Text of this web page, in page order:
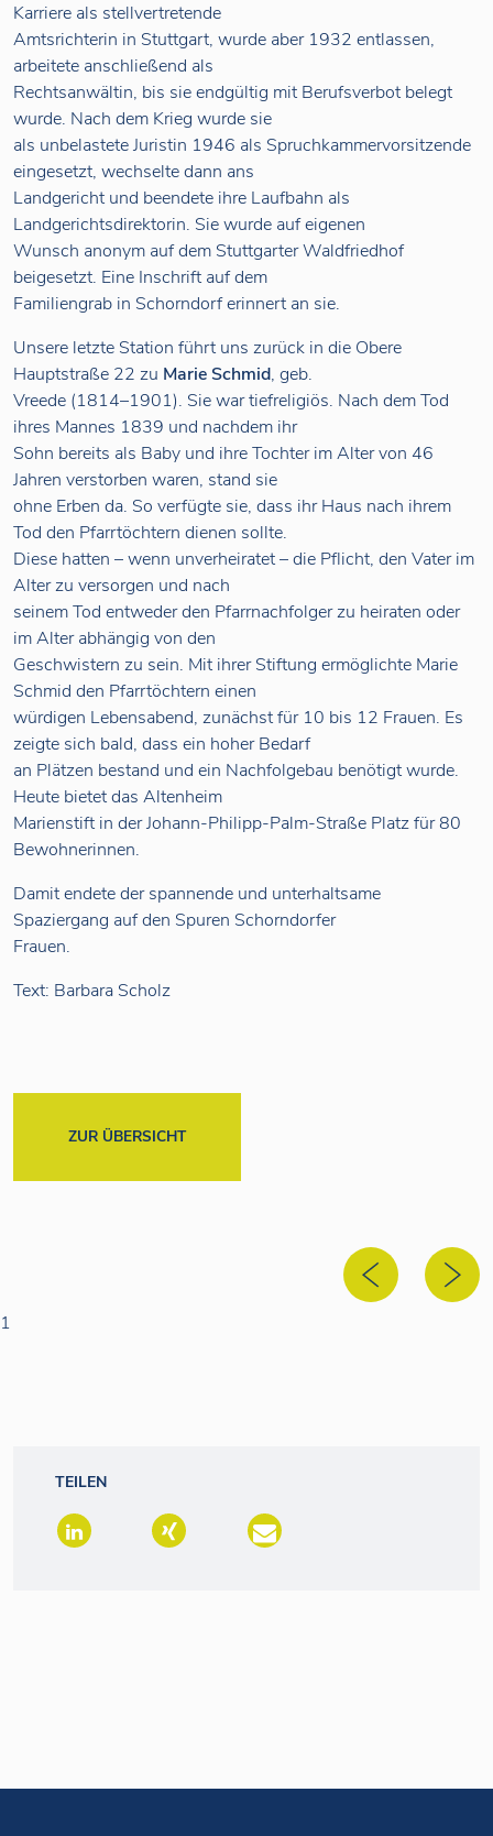
Karriere als stellvertretende
Amtsrichterin in Stuttgart, wurde aber 1932 entlassen,
arbeitete anschließend als
Rechtsanwältin, bis sie endgültig mit Berufsverbot belegt
wurde. Nach dem Krieg wurde sie
als unbelastete Juristin 1946 als Spruchkammervorsitzende
eingesetzt, wechselte dann ans
Landgericht und beendete ihre Laufbahn als
Landgerichtsdirektorin. Sie wurde auf eigenen
Wunsch anonym auf dem Stuttgarter Waldfriedhof
beigesetzt. Eine Inschrift auf dem
Familiengrab in Schorndorf erinnert an sie.
Unsere letzte Station führt uns zurück in die Obere
Hauptstraße 22 zu Marie Schmid, geb.
Vreede (1814–1901). Sie war tiefreligiös. Nach dem Tod
ihres Mannes 1839 und nachdem ihr
Sohn bereits als Baby und ihre Tochter im Alter von 46
Jahren verstorben waren, stand sie
ohne Erben da. So verfügte sie, dass ihr Haus nach ihrem
Tod den Pfarrtöchtern dienen sollte.
Diese hatten – wenn unverheiratet – die Pflicht, den Vater im
Alter zu versorgen und nach
seinem Tod entweder den Pfarrnachfolger zu heiraten oder
im Alter abhängig von den
Geschwistern zu sein. Mit ihrer Stiftung ermöglichte Marie
Schmid den Pfarrtöchtern einen
würdigen Lebensabend, zunächst für 10 bis 12 Frauen. Es
zeigte sich bald, dass ein hoher Bedarf
an Plätzen bestand und ein Nachfolgebau benötigt wurde.
Heute bietet das Altenheim
Marienstift in der Johann-Philipp-Palm-Straße Platz für 80
Bewohnerinnen.
Damit endete der spannende und unterhaltsame
Spaziergang auf den Spuren Schorndorfer
Frauen.
Text: Barbara Scholz
ZUR ÜBERSICHT
1
TEILEN